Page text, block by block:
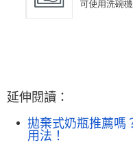
延伸閱讀：
拋棄式奶瓶推薦嗎
用法！